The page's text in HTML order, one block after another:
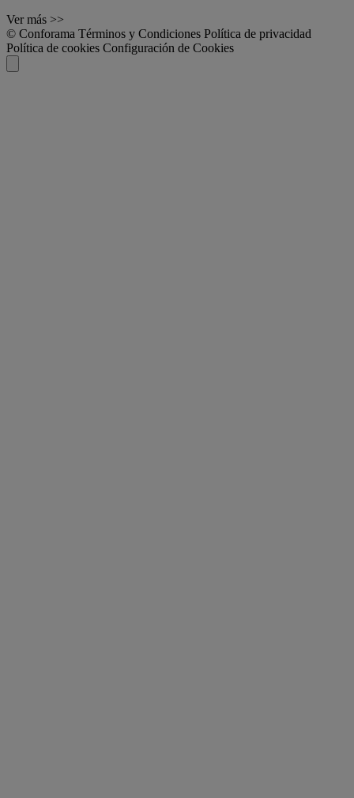
Ver más >>
© Conforama Términos y Condiciones Política de privacidad
Política de cookies Configuración de Cookies